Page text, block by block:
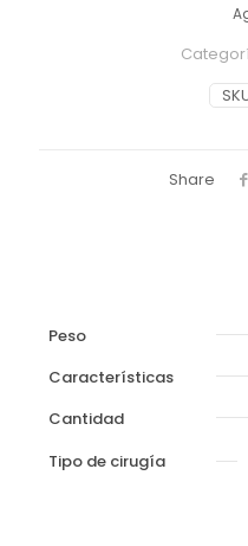
Share
Peso
Características
Cantidad
Tipo de cirugía